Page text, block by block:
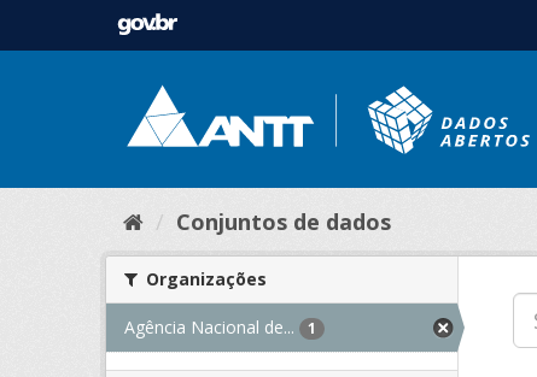
Conjuntos de dados
Organizações
Agência Nacional de... 1